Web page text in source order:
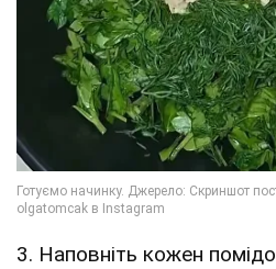
3. Наповніть кожен